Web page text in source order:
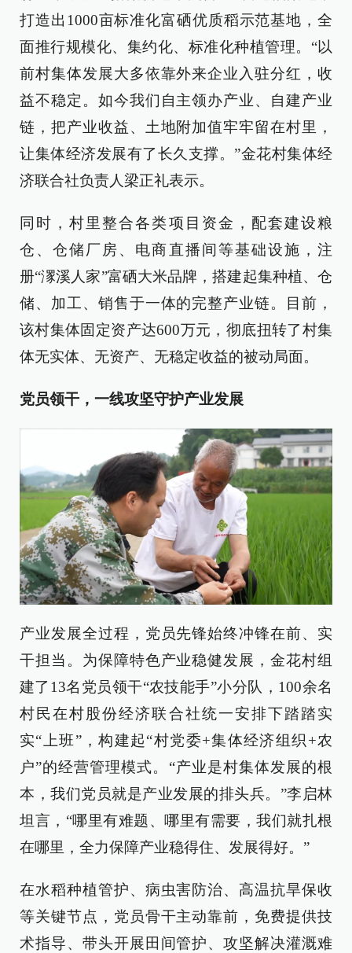
打造出1000亩标准化富硒优质稻示范基地，全
面推行规模化、集约化、标准化种植管理。“以
前村集体发展大多依靠外来企业入驻分红，收
益不稳定。如今我们自主领办产业、自建产业
链，把产业收益、土地附加值牢牢留在村里，
让集体经济发展有了长久支撑。”金花村集体经
济联合社负责人梁正礼表示。
同时，村里整合各类项目资金，配套建设粮
仓、仓储厂房、电商直播间等基础设施，注
册“潈溪人家”富硒大米品牌，搭建起集种植、仓
储、加工、销售于一体的完整产业链。目前，
该村集体固定资产达600万元，彻底扭转了村集
体无实体、无资产、无稳定收益的被动局面。
党员领干，一线攻坚守护产业发展
产业发展全过程，党员先锋始终冲锋在前、实
干担当。为保障特色产业稳健发展，金花村组
建了13名党员领干“农技能手”小分队，100余名
村民在村股份经济联合社统一安排下踏踏实
实“上班”，构建起“村党委+集体经济组织+农
户”的经营管理模式。“产业是村集体发展的根
本，我们党员就是产业发展的排头兵。”李启林
坦言，“哪里有难题、哪里有需要，我们就扎根
在哪里，全力保障产业稳得住、发展得好。”
在水稻种植管护、病虫害防治、高温抗旱保收
等关键节点，党员骨干主动靠前，免费提供技
术指导、带头开展田间管护、攻坚解决灌溉难